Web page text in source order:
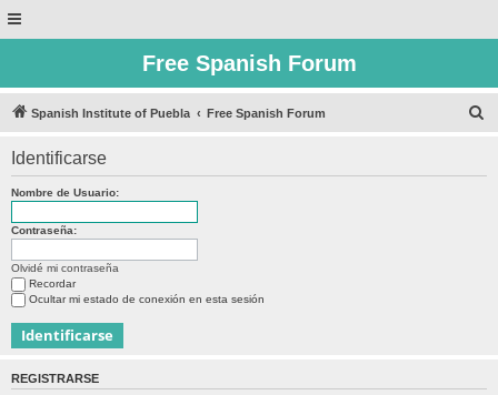
Free Spanish Forum
Spanish Institute of Puebla Free Spanish Forum
Identificarse
Nombre de Usuario:
Contraseña:
Olvidé mi contraseña
Recordar
Ocultar mi estado de conexión en esta sesión
REGISTRARSE